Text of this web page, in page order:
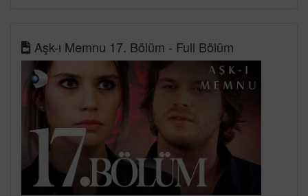
Aşk-ı Memnu 17. Bölüm - Full Bölüm